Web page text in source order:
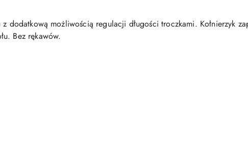
dodatkową możliwością regulacji długości troczkami. Kołnierzyk
Bez rękawów.